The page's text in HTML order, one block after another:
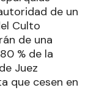
de un
Culto
de una
% de la
Juez
que cesen en